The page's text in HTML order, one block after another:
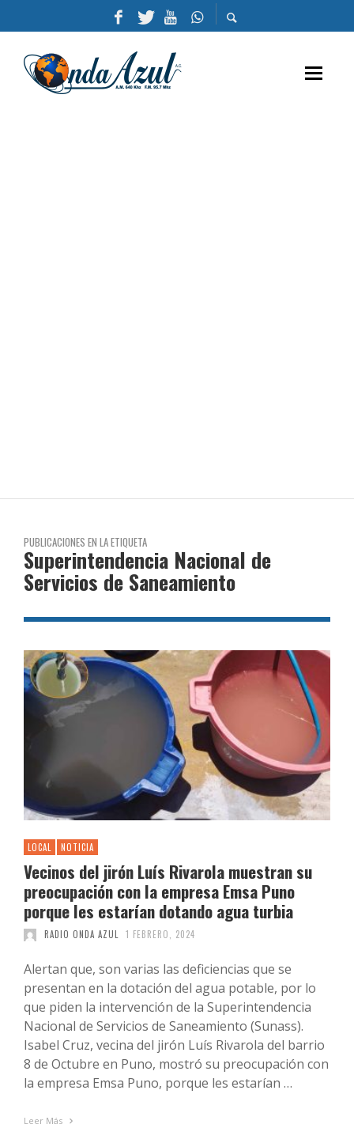
PUBLICACIONES EN LA ETIQUETA
Superintendencia Nacional de
Servicios de Saneamiento
LOCAL NOTICIA
Vecinos del jirón Luís Rivarola muestran su
preocupación con la empresa Emsa Puno
porque les estarían dotando agua turbia
RADIO ONDA AZUL 1 FEBRERO, 2024
Alertan que, son varias las deficiencias que se
presentan en la dotación del agua potable, por lo
que piden la intervención de la Superintendencia
Nacional de Servicios de Saneamiento (Sunass).
Isabel Cruz, vecina del jirón Luís Rivarola del barrio
8 de Octubre en Puno, mostró su preocupación con
la empresa Emsa Puno, porque les estarían …
Leer Más